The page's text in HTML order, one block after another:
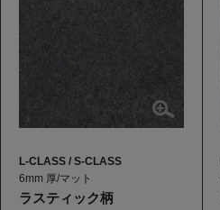
L-CLASS / S-CLASS
6mm 厚/マット
ラスティック柄